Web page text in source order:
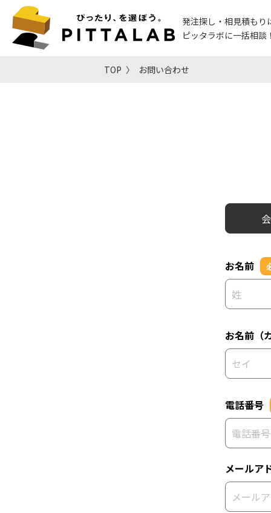
発注探し・相見積もり
ピッタラボに一括相談
TOP お問い合わせ
お名前
お名前（
電話番号
メールア